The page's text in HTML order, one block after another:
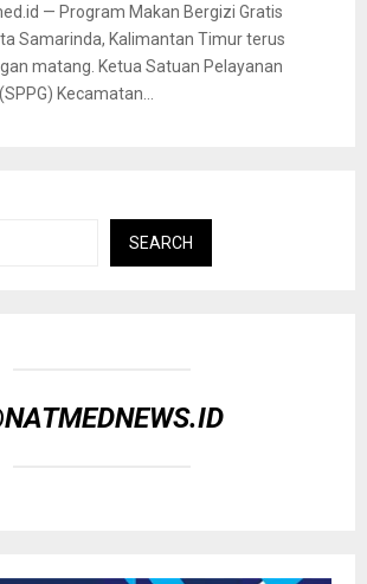
— Program Makan Bergizi Gratis
Samarinda, Kalimantan Timur terus
matang. Ketua Satuan Pelayanan
Kecamatan...
SEARCH